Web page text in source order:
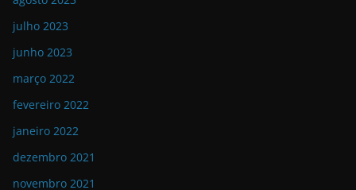
julho 2023
junho 2023
março 2022
fevereiro 2022
janeiro 2022
dezembro 2021
novembro 2021